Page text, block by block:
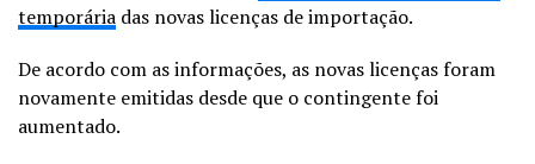
temporária das novas licenças de importação.
De acordo com as informações, as novas licenças foram
novamente emitidas desde que o contingente foi
aumentado.